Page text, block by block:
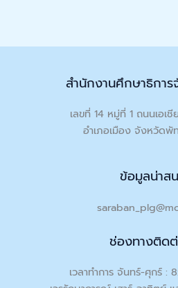
สำนักงานศึกษาธิกา
เลขที่ 14 หมู่ที่ 1 ถนนเอเชี
อำเภอเมือง จังหวัด
ข้อมูลน่าส
ช่องทางติดต่
เวลาทำการ จันทร์-ศุกร์ :